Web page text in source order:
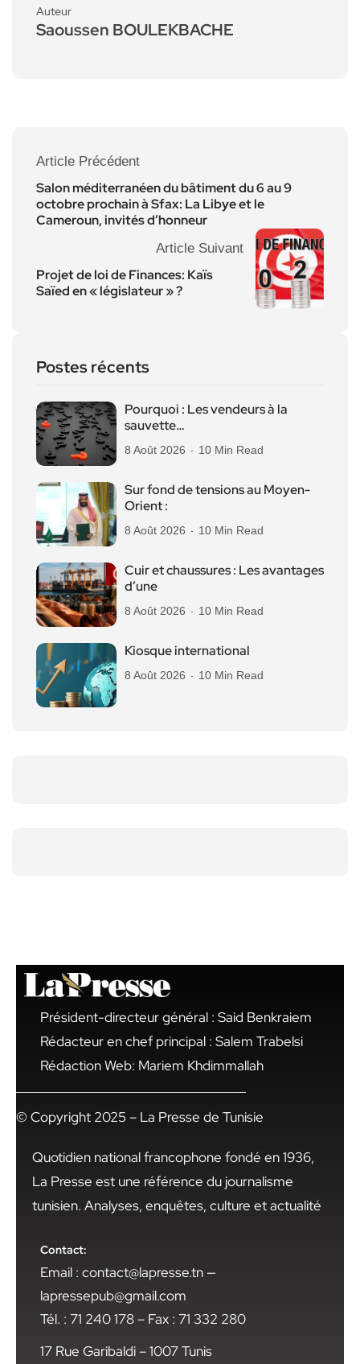
Auteur
Saoussen BOULEKBACHE
Article Précédent
Salon méditerranéen du bâtiment du 6 au 9
octobre prochain à Sfax: La Libye et le
Cameroun, invités d’honneur
Article Suivant
Projet de loi de Finances: Kaïs
Saïed en « législateur » ?
Postes récents
Pourquoi : Les vendeurs à la
sauvette…
8 Août 2026 10 Min Read
Sur fond de tensions au Moyen-
Orient :
8 Août 2026 10 Min Read
Cuir et chaussures : Les avantages
d’une
8 Août 2026 10 Min Read
Kiosque international
8 Août 2026 10 Min Read
Président-directeur général : Said Benkraiem
Rédacteur en chef principal : Salem Trabelsi
Rédaction Web: Mariem Khdimmallah
© Copyright 2025 – La Presse de Tunisie
Quotidien national francophone fondé en 1936,
La Presse est une référence du journalisme
tunisien. Analyses, enquêtes, culture et actualité
Contact:
Email : contact@lapresse.tn —
lapressepub@gmail.com
Tél. : 71 240 178 – Fax : 71 332 280
17 Rue Garibaldi – 1007 Tunis